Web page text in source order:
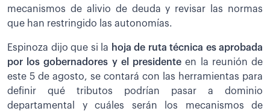
mecanismos de alivio de deuda y revisar las normas
que han restringido las autonomías.
Espinoza dijo que si la hoja de ruta técnica es aprobada
por los gobernadores y el presidenteen la reunión de
este 5 de agosto, se contará con las herramientas para
definir qué tributos podrían pasar a dominio
departamental y cuáles serán los mecanismos de